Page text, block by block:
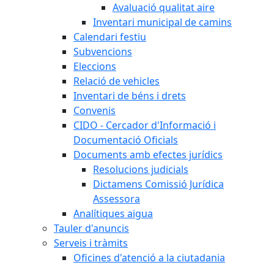
Avaluació qualitat aire
Inventari municipal de camins
Calendari festiu
Subvencions
Eleccions
Relació de vehicles
Inventari de béns i drets
Convenis
CIDO - Cercador d'Informació i
Documentació Oficials
Documents amb efectes jurídics
Resolucions judicials
Dictamens Comissió Jurídica
Assessora
Analítiques aigua
Tauler d'anuncis
Serveis i tràmits
Oficines d'atenció a la ciutadania